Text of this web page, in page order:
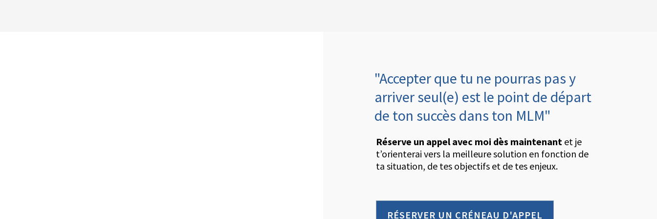
"Accepter que tu ne pourras pas y
arriver seul(e) est le point de départ
de ton succès dans ton MLM"
Réserve un appel avec moi dès maintenantet je
t’orienterai vers la meilleure solution en fonction de
ta situation, de tes objectifs et de tes enjeux.
RÉSERVER UN CRÉNEAU D'APPEL